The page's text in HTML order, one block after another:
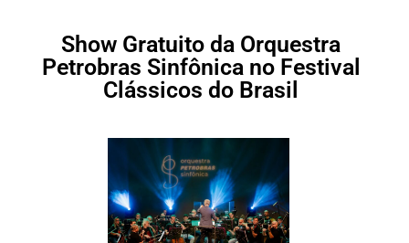
Show Gratuito da Orquestra
Petrobras Sinfônica no Festival
Clássicos do Brasil